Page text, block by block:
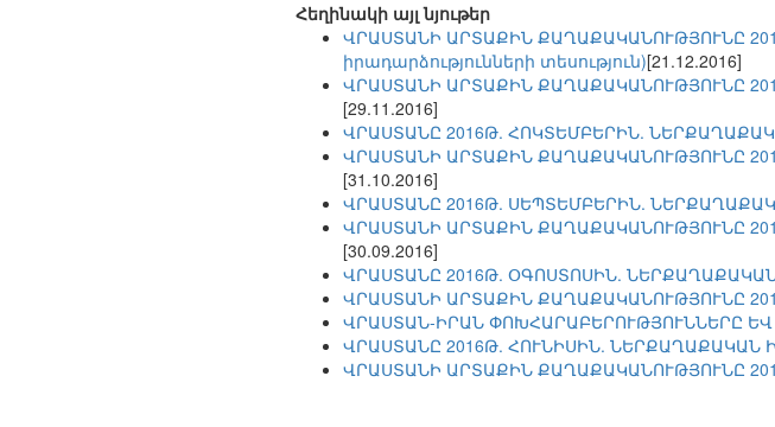
Հեղինակի այլ նյութեր
ՎՐԱՍՏԱՆԻ ԱՐՏԱՔԻՆ ՔԱՂԱՔԱԿԱՆՈՒԹՅՈՒՆԸ
իրադարձությունների տեսություն)[21.12.2016]
ՎՐԱՍՏԱՆԻ ԱՐՏԱՔԻՆ ՔԱՂԱՔԱԿԱՆՈՒԹՅՈՒՆԸ
[29.11.2016]
ՎՐԱՍՏԱՆԸ 2016Թ. ՀՈԿՏԵՄԲԵՐԻՆ.
ՎՐԱՍՏԱՆԻ ԱՐՏԱՔԻՆ ՔԱՂԱՔԱԿԱՆՈՒԹՅՈՒՆԸ
[31.10.2016]
ՎՐԱՍՏԱՆԸ 2016Թ. ՍԵՊՏԵՄԲԵՐԻՆ.
ՎՐԱՍՏԱՆԻ ԱՐՏԱՔԻՆ ՔԱՂԱՔԱԿԱՆՈՒԹՅՈՒՆԸ
[30.09.2016]
ՎՐԱՍՏԱՆԸ 2016Թ. ՕԳՈՍՏՈՍԻՆ.
ՎՐԱՍՏԱՆԻ ԱՐՏԱՔԻՆ ՔԱՂԱՔԱԿԱՆՈՒԹՅՈՒՆԸ
ՎՐԱՍՏԱՆ-ԻՐԱՆ ՓՈԽՀԱՐԱԲԵՐՈՒԹՅՈՒՆՆԵՐԸ
ՎՐԱՍՏԱՆԸ 2016Թ. ՀՈՒՆԻՍԻՆ. ՆԵՐՔԱՂԱՔԱԿԱՆ
ՎՐԱՍՏԱՆԻ ԱՐՏԱՔԻՆ ՔԱՂԱՔԱԿԱՆՈՒԹՅՈՒՆԸ